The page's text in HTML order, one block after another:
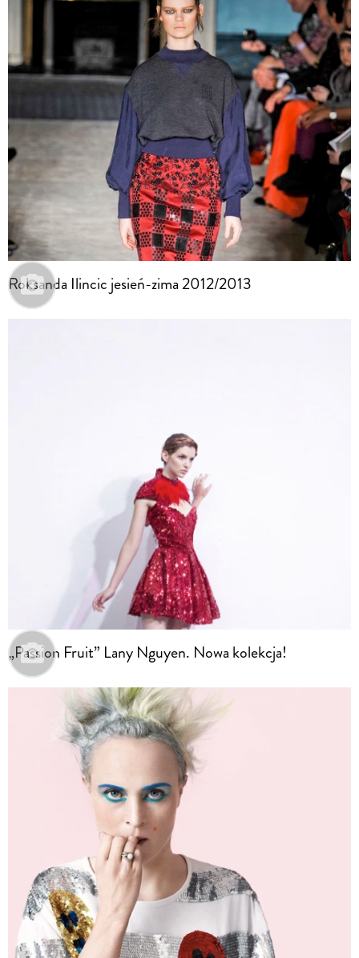
Roksanda Ilincic jesień-zima 2012/2013
„Passion Fruit” Lany Nguyen. Nowa kolekcja!